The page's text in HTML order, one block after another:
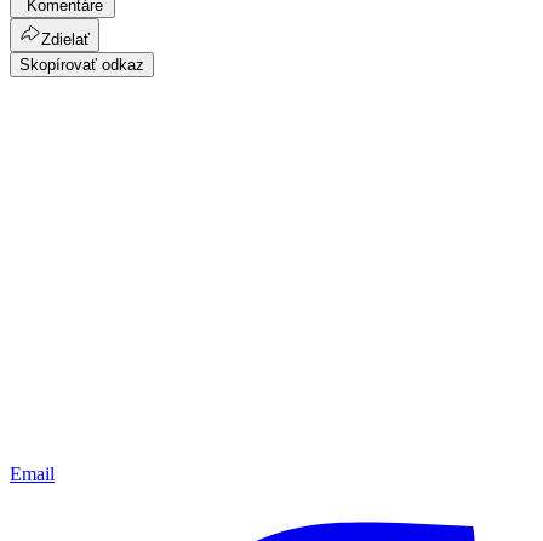
Komentáre
Zdielať
Skopírovať odkaz
Email